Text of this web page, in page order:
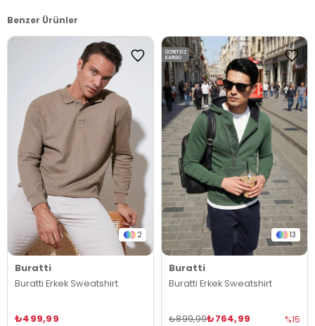
Benzer Ürünler
2
Buratti
Buratti Erkek Sweatshirt
₺499,99
13
Buratti
Buratti Erkek Sweatshirt
₺764,99
₺899,99 %15
ÜCRETSIZ
KARGO